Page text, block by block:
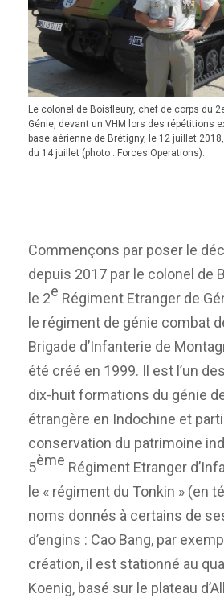
Le colonel de Boisfleury, chef de corps du
Génie, devant un VHM lors des répétitions
base aérienne de Brétigny, le 12 juillet
du 14 juillet (photo : Forces Operations).
Commençons par poser le
depuis 2017 par le colonel de
le 2e Régiment Etranger de
le régiment de génie combat
Brigade d’Infanterie de
été créé en 1999. Il est l’un
dix-huit formations du génie
étrangère en Indochine et
conservation du patrimoine
5ème Régiment Etranger
le « régiment du Tonkin » (en
noms donnés à certains de
d’engins : Cao Bang, par
création, il est stationné au
Koenig, basé sur le plateau